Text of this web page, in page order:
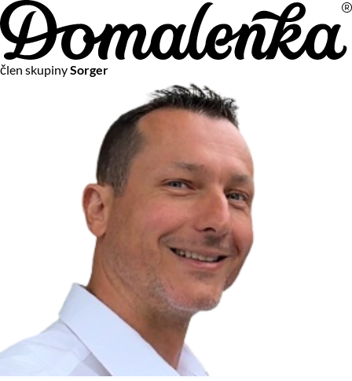
člen skupinySorger
Na vašom súkromí nám záleží
Chceme vám neustále poskytovať tie najlepšie služby.
Vzhľadom k platnej legislatíve od vás ale potrebujeme súhlas
s používaním súborov cookies.
Viac o personalizácii a meraní
Aby sme vedeli, čo sa deje na webových stránkach a aby sme
vám mohli prispôsobiť ponuky na mieru či reklamu,
používame cookies a taktiežslužby spoločnosti Google
Čo sú cookies?
Cookies sú malé textové súbory, ktoré môžu byť používané
webovými stránkami, aby zefektívnili používateľský zážitok.
Vďaka cookies vám môžeme ponúkať služby podľa toho, čo
naozaj hľadáte a chcete nájsť.
Kedykoľvek sa môžete slobodne rozhodnúť, ktoré typy
používania cookies chcete umožniť.
Zákon uvádza, že môžeme ukladať cookies na vašom
zariadení, pokiaľ sú nevyhnutne nutné pre prevádzku tejto